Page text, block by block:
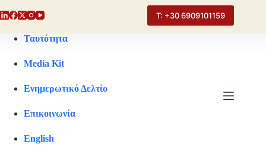
Τ: +30 6909101159
Ταυτότητα
Media Kit
Ενημερωτικό Δελτίο
Επικοινωνία
English